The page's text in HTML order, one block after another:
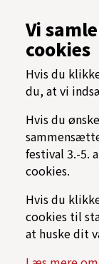
Presse
Oftest
→ Find vej
⟳ Find
Vi
cookies
Hvis du
du, at vi
Hvis du
festival 3.-5.
cookies.
Hvis du
cookies til
at huske dit